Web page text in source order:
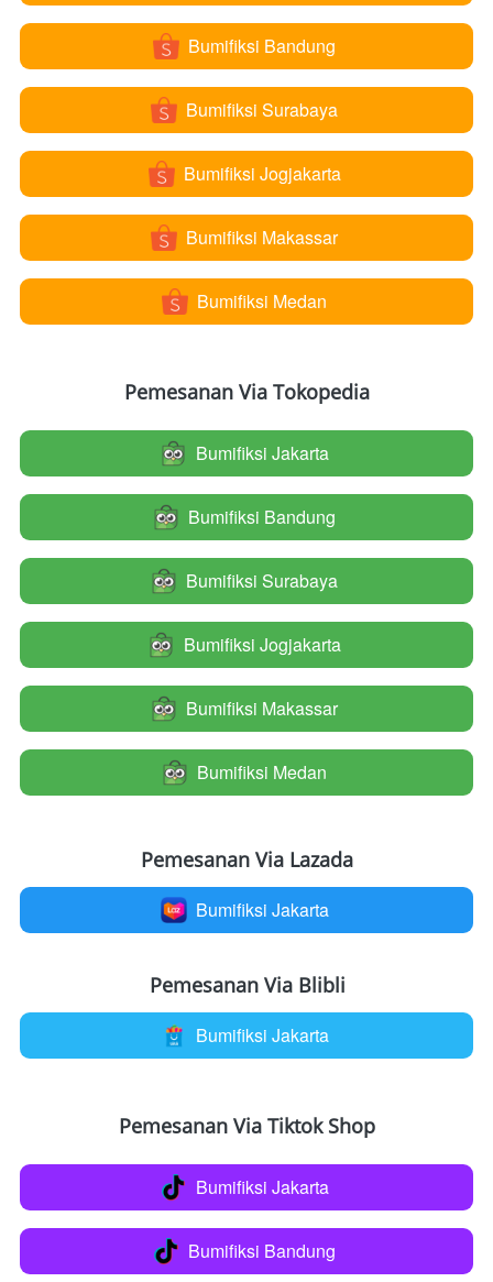
` Bumifiksi Bandung
` Bumifiksi Surabaya
` Bumifiksi Jogjakarta
` Bumifiksi Makassar
` Bumifiksi Medan
Pemesanan Via Tokopedia
` Bumifiksi Jakarta
` Bumifiksi Bandung
` Bumifiksi Surabaya
` Bumifiksi Jogjakarta
` Bumifiksi Makassar
` Bumifiksi Medan
Pemesanan Via Lazada
` Bumifiksi Jakarta
Pemesanan Via Blibli
` Bumifiksi Jakarta
Pemesanan Via Tiktok Shop
` Bumifiksi Jakarta
` Bumifiksi Bandung